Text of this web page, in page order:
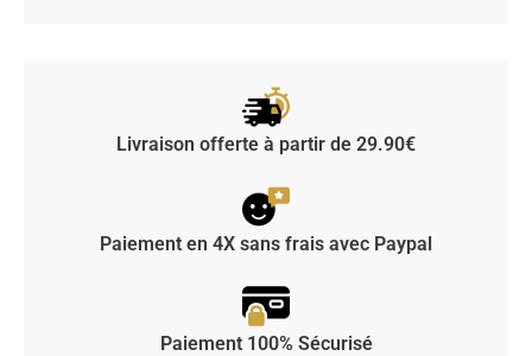
Livraison offerte à partir de 29.90€
Paiement en 4X sans frais avec Paypal
Paiement 100% Sécurisé